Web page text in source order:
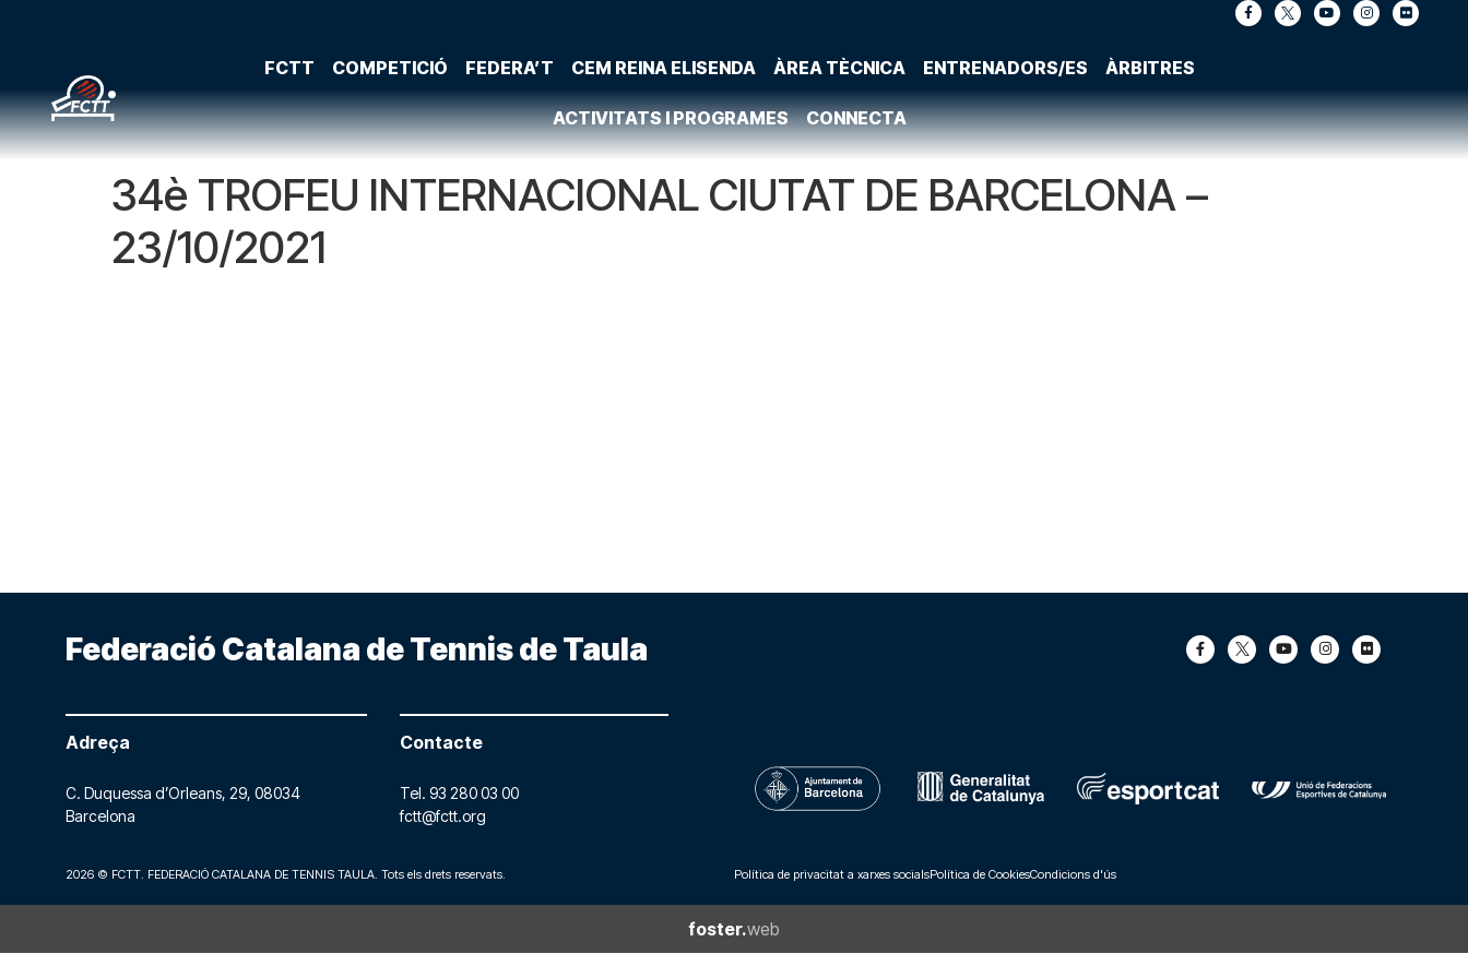
FCTT COMPETICIÓ FEDERA’T CEM REINA ELISENDA ÀREA TÈCNICA ENTRENADORS/ES ÀRBITRES
ACTIVITATS I PROGRAMES CONNECTA
34è TROFEU INTERNACIONAL CIUTAT DE BARCELONA –
23/10/2021
Federació Catalana de Tennis de Taula
Adreça
C. Duquessa d’Orleans, 29, 08034
Barcelona
Contacte
Tel. 93 280 03 00
fctt@fctt.org
2026 © FCTT. FEDERACIÓ CATALANA DE TENNIS TAULA. Tots els drets reservats. Política de privacitat a xarxes socialsPolítica de CookiesCondicions d'ús
foster.web